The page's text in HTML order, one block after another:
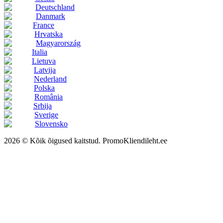
Deutschland
Danmark
France
Hrvatska
Magyarország
Italia
Lietuva
Latvija
Nederland
Polska
România
Srbija
Sverige
Slovensko
2026 © Kõik õigused kaitstud. PromoKliendileht.ee